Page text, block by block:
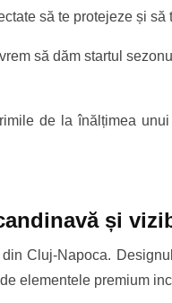
să te protejeze și să
să dăm startul
de la înălțimea
și
Cluj-Napoca.
elementele premium